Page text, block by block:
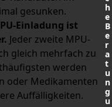
gesunken.
Einladung ist
Jeder zweite MPU-
gleich mehrfach zu
werden
oder Medikamenten
Auffälligkeiten.
h
e
B
e
r
a
t
u
n
g
u